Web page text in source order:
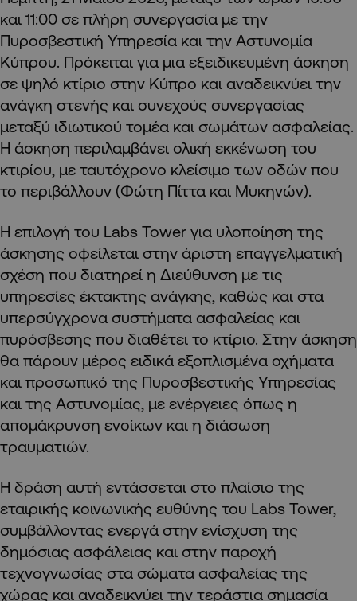
και 11:00 σε πλήρη συνεργασία με την
Πυροσβεστική Υπηρεσία και την Αστυνομία
Κύπρου. Πρόκειται για μια εξειδικευμένη άσκηση
σε ψηλό κτίριο στην Κύπρο και αναδεικνύει την
ανάγκη στενής και συνεχούς συνεργασίας
μεταξύ ιδιωτικού τομέα και σωμάτων ασφαλείας.
Η άσκηση περιλαμβάνει ολική εκκένωση του
κτιρίου, με ταυτόχρονο κλείσιμο των οδών που
το περιβάλλουν (Φώτη Πίττα και Μυκηνών).
Η επιλογή του Labs Tower για υλοποίηση της
άσκησης οφείλεται στην άριστη επαγγελματική
σχέση που διατηρεί η Διεύθυνση με τις
υπηρεσίες έκτακτης ανάγκης, καθώς και στα
υπερσύγχρονα συστήματα ασφαλείας και
πυρόσβεσης που διαθέτει το κτίριο. Στην άσκηση
θα πάρουν μέρος ειδικά εξοπλισμένα οχήματα
και προσωπικό της Πυροσβεστικής Υπηρεσίας
και της Αστυνομίας, με ενέργειες όπως η
απομάκρυνση ενοίκων και η διάσωση
τραυματιών.
Η δράση αυτή εντάσσεται στο πλαίσιο της
εταιρικής κοινωνικής ευθύνης του Labs Tower,
συμβάλλοντας ενεργά στην ενίσχυση της
δημόσιας ασφάλειας και στην παροχή
τεχνογνωσίας στα σώματα ασφαλείας της
χώρας και αναδεικνύει την τεράστια σημασία